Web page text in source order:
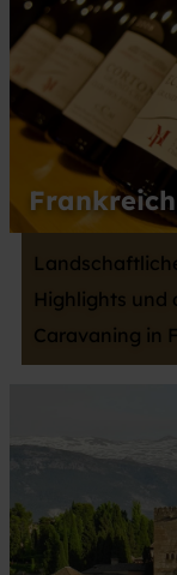
Frankreich
Highlights und
Caravaning in